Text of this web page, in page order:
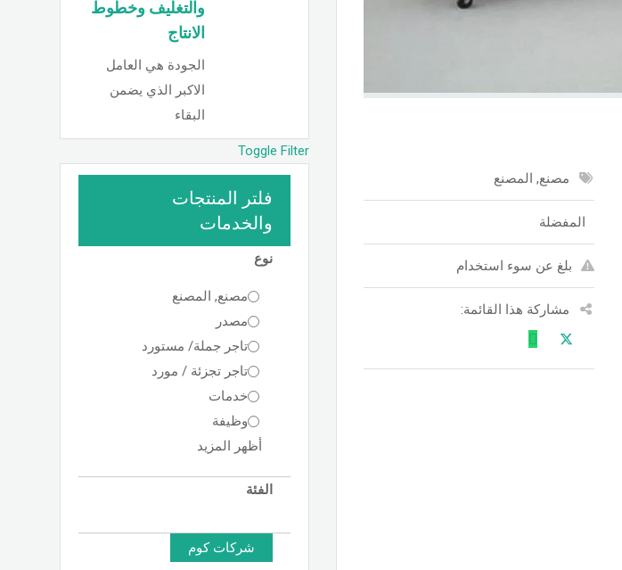
مصنع, المصنع
المفضلة
بلغ عن سوء استخدام
مشاركة هذا القائمة:
والتغليف وخطوط
الانتاج
الجودة هي العامل
الاكبر الذي يضمن
البقاء
Toggle Filter
فلتر المنتجات
والخدمات
نوع
مصنع, المصنع
مصدر
تاجر جملة/ مستورد
تاجر تجزئة / مورد
خدمات
وظيفة
أظهر المزيد
الفئة
شركات كوم